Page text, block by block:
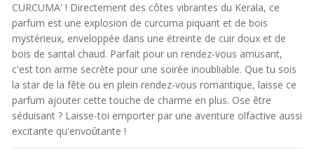
CURCUMA' ! Directement des côtes vibrantes du Kerala, ce
parfum est une explosion de curcuma piquant et de bois
mystérieux, enveloppée dans une étreinte de cuir doux et de
bois de santal chaud. Parfait pour un rendez-vous amusant,
c'est ton arme secrète pour une soirée inoubliable. Que tu sois
la star de la fête ou en plein rendez-vous romantique, laisse ce
parfum ajouter cette touche de charme en plus. Ose être
séduisant ? Laisse-toi emporter par une aventure olfactive aussi
excitante qu'envoûtante !